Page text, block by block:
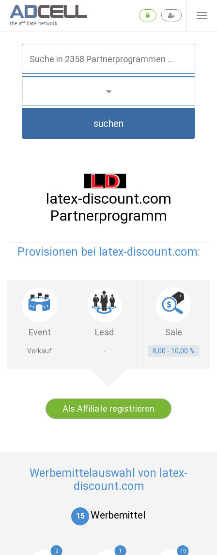
the affiliate network
suchen
latex-discount.com
Partnerprogramm
Provisionen bei latex-discount.com:
Event Lead Sale
Verkauf - 8,00 - 10,00 %
Als Affiliate registrieren
Werbemittelauswahl von latex-
discount.com
15 Werbemittel
2 1 10